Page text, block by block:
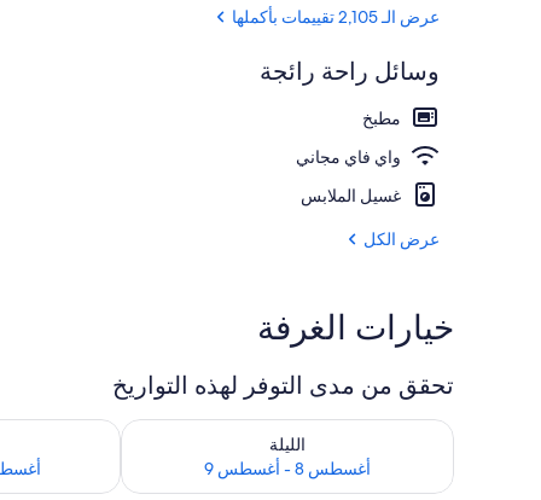
عرض الـ 2,105 تقييمات بأكملها
وسائل راحة رائجة
مطبخ
واي فاي مجاني
غسيل الملابس
عرض الكل
خيارات الغرفة
تحقق من مدى التوفر لهذه التواريخ
الليلة
أغسطس 8 - أغسطس 9
تحقق من مدى التوفر لليلة للفترة أغسطس 8 - أغسطس 9
أغسطس 9 -
تحقق من مدى